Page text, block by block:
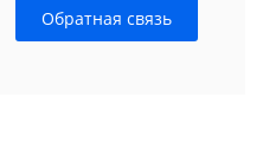
Обратная связь